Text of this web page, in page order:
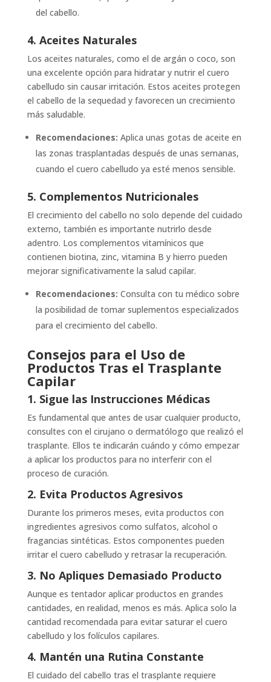
del cabello.
4. Aceites Naturales
Los aceites naturales, como el de argán o coco, son
una excelente opción para hidratar y nutrir el cuero
cabelludo sin causar irritación. Estos aceites protegen
el cabello de la sequedad y favorecen un crecimiento
más saludable.
Recomendaciones: Aplica unas gotas de aceite en
las zonas trasplantadas después de unas semanas,
cuando el cuero cabelludo ya esté menos sensible.
5. Complementos Nutricionales
El crecimiento del cabello no solo depende del cuidado
externo, también es importante nutrirlo desde
adentro. Los complementos vitamínicos que
contienen biotina, zinc, vitamina B y hierro pueden
mejorar significativamente la salud capilar.
Recomendaciones: Consulta con tu médico sobre
la posibilidad de tomar suplementos especializados
para el crecimiento del cabello.
Consejos para el Uso de
Productos Tras el Trasplante
Capilar
1. Sigue las Instrucciones Médicas
Es fundamental que antes de usar cualquier producto,
consultes con el cirujano o dermatólogo que realizó el
trasplante. Ellos te indicarán cuándo y cómo empezar
a aplicar los productos para no interferir con el
proceso de curación.
2. Evita Productos Agresivos
Durante los primeros meses, evita productos con
ingredientes agresivos como sulfatos, alcohol o
fragancias sintéticas. Estos componentes pueden
irritar el cuero cabelludo y retrasar la recuperación.
3. No Apliques Demasiado Producto
Aunque es tentador aplicar productos en grandes
cantidades, en realidad, menos es más. Aplica solo la
cantidad recomendada para evitar saturar el cuero
cabelludo y los folículos capilares.
4. Mantén una Rutina Constante
El cuidado del cabello tras el trasplante requiere